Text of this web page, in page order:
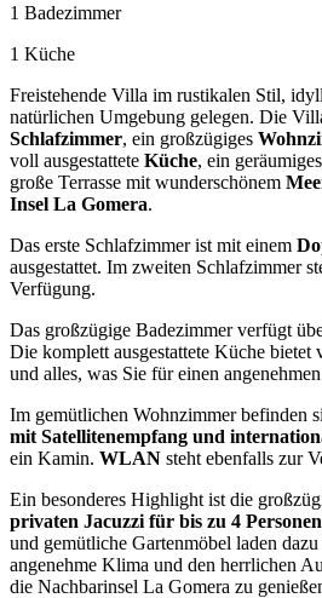
1 Badezimmer
1 Küche
Freistehende Villa im rustikalen Stil,
natürlichen Umgebung gelegen. Die
Schlafzimmer, ein großzügiges
voll ausgestattete Küche, ein geräumiges
große Terrasse mit wunderschönem
Insel La Gomera.
Das erste Schlafzimmer ist mit einem
ausgestattet. Im zweiten Schlafzimmer
Verfügung.
Das großzügige Badezimmer verfügt
Die komplett ausgestattete Küche bietet
und alles, was Sie für einen
Im gemütlichen Wohnzimmer befinden
mit Satellitenempfang und
ein Kamin. WLAN steht ebenfalls zur
Ein besonderes Highlight ist die
privaten Jacuzzi für bis zu 4 Personen
und gemütliche Gartenmöbel laden
angenehme Klima und den herrlichen
die Nachbarinsel La Gomera zu